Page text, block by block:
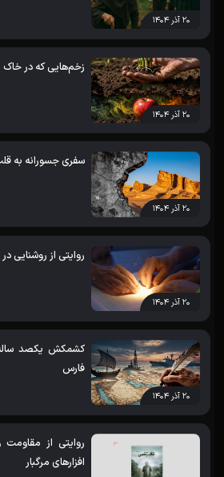
۲۰ آذر ۱۴۰۴
۲۰ آذر ۱۴۰۴
زخم‌هایی که در
۲۰ آذر ۱۴۰۴
سفری جسورانه به
۲۰ آذر ۱۴۰۴
روایتی از روشنایی
۲۰ آذر ۱۴۰۴
کشمکش یکصد
فارس
روایتی از
افزارهای مرگبار